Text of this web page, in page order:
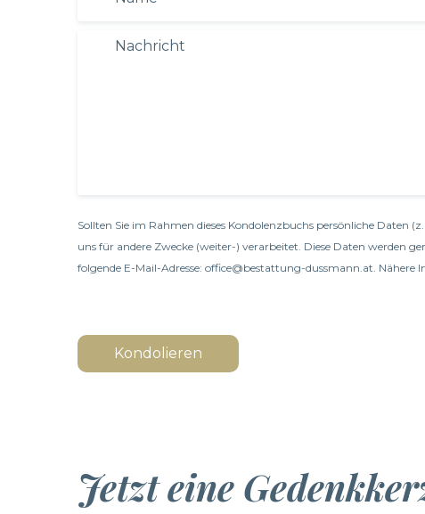
Sollten Sie im Rahmen dieses Kondolenzbuchs persönliche Daten
uns für andere Zwecke (weiter-) verarbeitet. Diese Daten werden
folgende E-Mail-Adresse: office@bestattung-dussmann.at. Nähere
Kondolieren
Jetzt eine